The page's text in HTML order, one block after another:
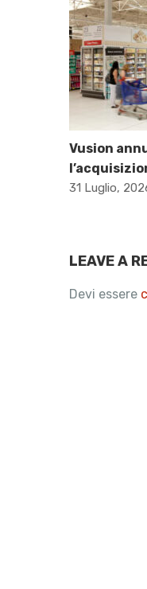
Vusion
31 Luglio,
LEAVE A
Devi essere